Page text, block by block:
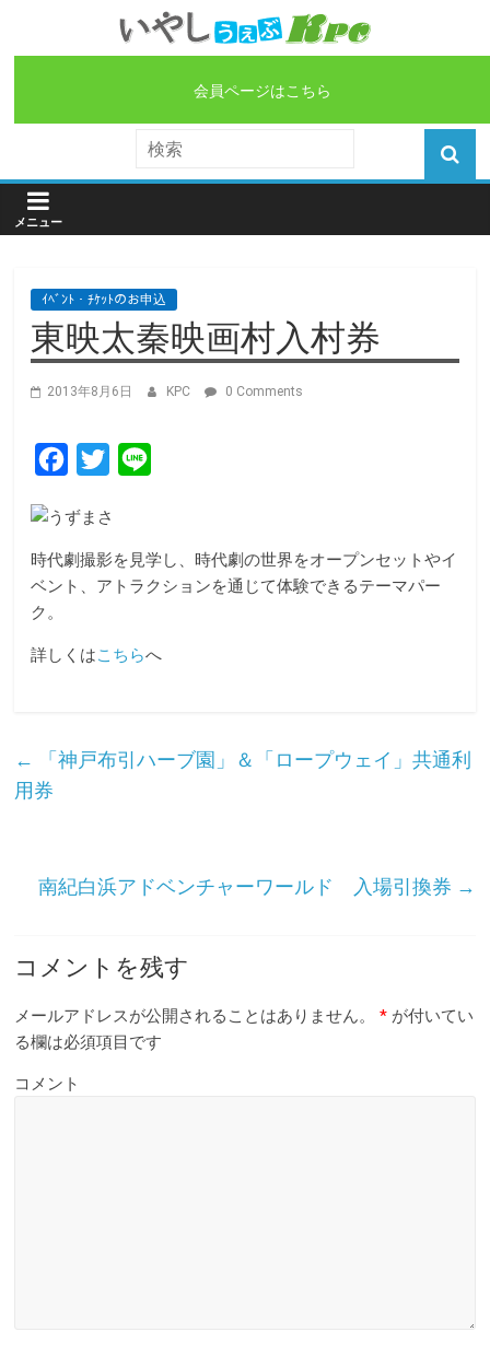
会員ページはこちら
ｲﾍﾞﾝﾄ・ﾁｹｯﾄのお申込
東映太秦映画村入村券
2013年8月6日 KPC 0 Comments
c
e
b
o
T
i
t
t
r
e
時代劇撮影を見学し、時代劇の世界をオープンセットやイ
ベント、 アトラクションを通じて体験できるテーマパー
ク。
詳しくはこちらへ
←
「神戸布引ハーブ園」＆「ロープウェイ」共通利
用券
南紀白浜アドベンチャーワールド 入場引換券 →
コメントを残す
メールアドレスが公開されることはありません。 * が付いてい
る欄は必須項目です
コメント